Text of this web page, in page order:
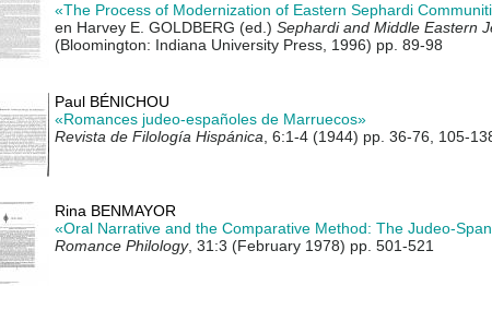
«The Process of Modernization of Eastern Sephardi
en Harvey E. GOLDBERG (ed.) Sephardi and Middle Eastern
(Bloomington: Indiana University Press, 1996) pp. 89-98
Paul BÉNICHOU
«Romances judeo-españoles de Marruecos»
Revista de Filología Hispánica , 6:1-4 (1944) pp. 36-76, 105-
Rina BENMAYOR
«Oral Narrative and the Comparative Method: The Judeo-
Romance Philology, 31:3 (February 1978) pp. 501-521